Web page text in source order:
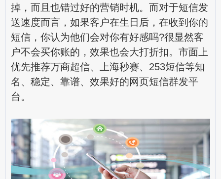
掉，而且也错过好的营销时机。而对于短信发
送速度而言，如果客户在生日后，在收到你的
短信，你认为他们会对你有好感吗?很显然客
户不会买你账的，效果也会大打折扣。市面上
优先推荐万商超信、上海秒赛、253短信等知
名、稳定、靠谱、效果好的网页短信群发平
台。